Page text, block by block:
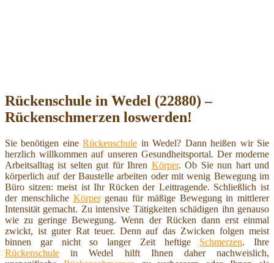
Rückenschule in Wedel (22880) –
Rückenschmerzen loswerden!
Sie benötigen eineRückenschule in Wedel? Dann heißen wir Sie
herzlich willkommen auf unseren Gesundheitsportal. Der moderne
Arbeitsalltag ist selten gut für Ihren Körper. Ob Sie nun hart und
körperlich auf der Baustelle arbeiten oder mit wenig Bewegung im
Büro sitzen: meist ist Ihr Rücken der Leittragende. Schließlich ist
der menschliche Körpergenau für mäßige Bewegung in mittlerer
Intensität gemacht. Zu intensive Tätigkeiten schädigen ihn genauso
wie zu geringe Bewegung. Wenn der Rücken dann erst einmal
zwickt, ist guter Rat teuer. Denn auf das Zwicken folgen meist
binnen gar nicht so langer Zeit heftige Schmerzen. Ihre
Rückenschule in Wedel hilft Ihnen daher nachweislich,